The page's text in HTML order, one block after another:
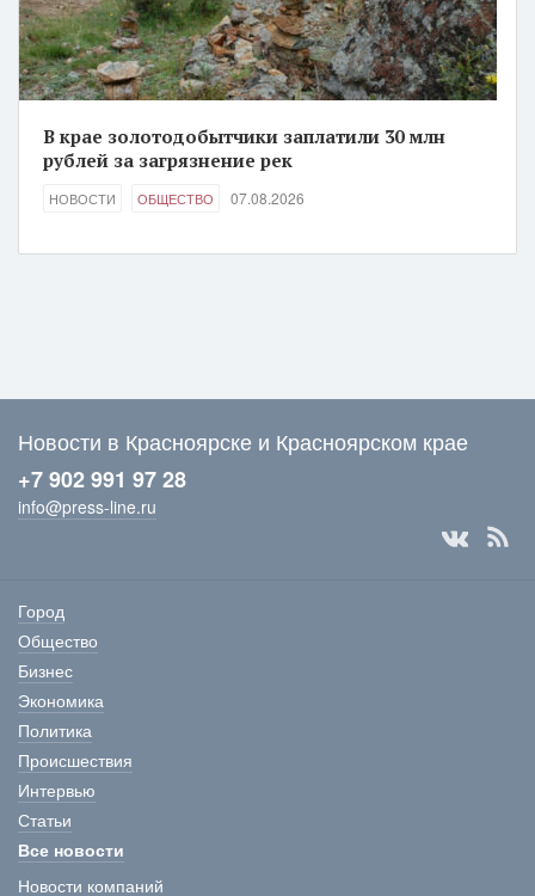
В крае золотодобытчики заплатили 30 млн
рублей за загрязнение рек
НОВОСТИ ОБЩЕСТВО 07.08.2026
Новости в Красноярске и Красноярском крае
+7 902 991 97 28
info@press-line.ru
Город
Общество
Бизнес
Экономика
Политика
Происшествия
Интервью
Статьи
Все новости
Новости компаний